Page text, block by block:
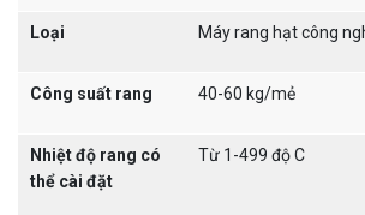
Có công nghệ quay 360 độ, truyền nhiệt
Loại Máy rang hạt công
Công suất rang 40-60 kg/mẻ
Nhiệt độ rang có
thể cài đặt
Từ 1-499 độ C